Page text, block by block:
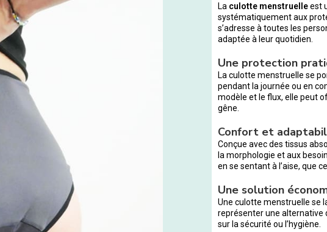
La culotte menstruelleest
systématiquement aux
s’adresse à toutes les
adaptée à leur quotidien.
Une protection
La culotte menstruelle se
pendant la journée ou en
modèle et le flux, elle peut
gêne.
Confort et
Conçue avec des tissus
la morphologie et aux
en se sentant à l’aise, que
Une solution
Une culotte menstruelle se
représenter une alternative
sur la sécurité ou l’hygiène.